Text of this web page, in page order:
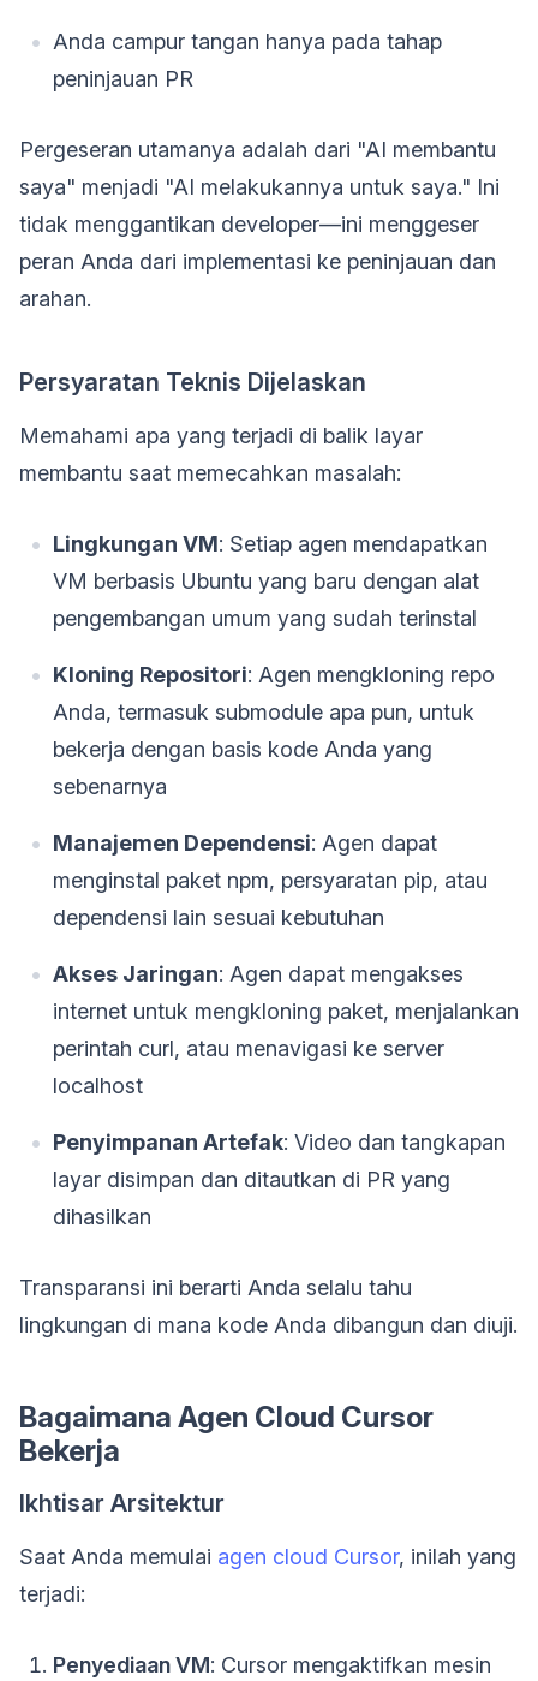
Anda campur tangan hanya pada tahap
peninjauan PR
Pergeseran utamanya adalah dari "AI membantu
saya" menjadi "AI melakukannya untuk saya." Ini
tidak menggantikan developer—ini menggeser
peran Anda dari implementasi ke peninjauan dan
arahan.
Persyaratan Teknis Dijelaskan
Memahami apa yang terjadi di balik layar
membantu saat memecahkan masalah:
Lingkungan VM: Setiap agen mendapatkan
VM berbasis Ubuntu yang baru dengan alat
pengembangan umum yang sudah terinstal
Kloning Repositori: Agen mengkloning repo
Anda, termasuk submodule apa pun, untuk
bekerja dengan basis kode Anda yang
sebenarnya
Manajemen Dependensi: Agen dapat
menginstal paket npm, persyaratan pip, atau
dependensi lain sesuai kebutuhan
Akses Jaringan: Agen dapat mengakses
internet untuk mengkloning paket, menjalankan
perintah curl, atau menavigasi ke server
localhost
Penyimpanan Artefak: Video dan tangkapan
layar disimpan dan ditautkan di PR yang
dihasilkan
Transparansi ini berarti Anda selalu tahu
lingkungan di mana kode Anda dibangun dan diuji.
Bagaimana Agen Cloud Cursor
Bekerja
Ikhtisar Arsitektur
Saat Anda memulai agen cloud Cursor, inilah yang
terjadi:
Penyediaan VM: Cursor mengaktifkan mesin